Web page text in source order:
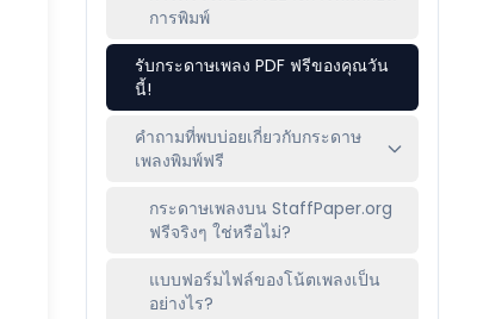
การพิมพ์
รับกระดาษเพลง PDF ฟรีของคุณวัน
นี้!
คำถามที่พบบ่อยเกี่ยวกับกระดาษ
เพลงพิมพ์ฟรี
กระดาษเพลงบน StaffPaper.org
ฟรีจริงๆ ใช่หรือไม่?
แบบฟอร์มไฟล์ของโน้ตเพลงเป็น
อย่างไร?